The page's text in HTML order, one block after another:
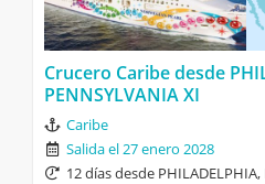
Crucero Caribe desde
PENNSYLVANIA XI
Caribe
Salida el 27 enero 2028
12 días desde PHILADELPHIA,